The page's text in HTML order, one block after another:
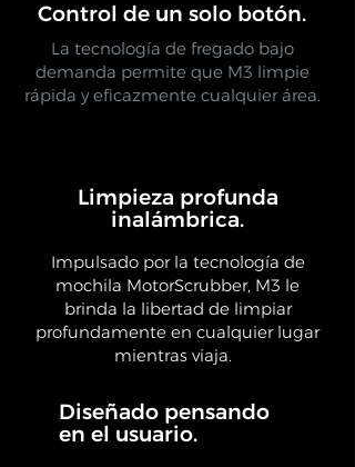
Control de un solo botón.
La tecnología de fregado bajo
demanda permite que M3 limpie
rápida y eficazmente cualquier área.
Limpieza profunda
inalámbrica.
Impulsado por la tecnología de
mochila MotorScrubber, M3 le
brinda la libertad de limpiar
profundamente en cualquier lugar
mientras viaja.
Diseñado pensando
en el usuario.